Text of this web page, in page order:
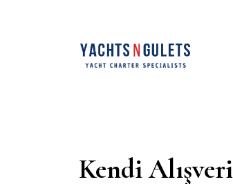
Kendi